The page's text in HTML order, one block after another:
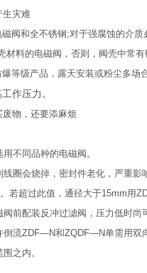
生灾难
阀和全不锈钢;对于强腐蚀的介
材料的电磁阀，否则，阀壳中常
等级产品，露天安装或粉尘多场
工作压力。
物，还要添麻烦
不同品种的电磁阀。
线圈会烧掉，密封件老化，严重
若超过此值，通径大于15mm用
阀前配装反冲过滤阀，压力低时
倒流ZDF—N和ZQDF—N单需用双
之内。